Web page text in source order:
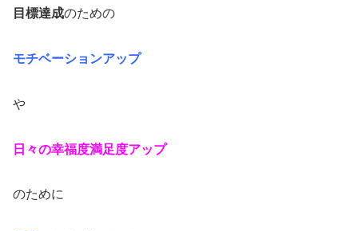
目標達成のための
モチベーションアップ
や
日々の幸福度満足度アップ
のために